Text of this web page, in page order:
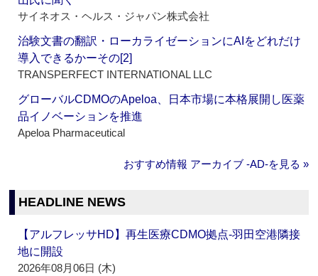
サイネオス・ヘルス・ジャパン株式会社
治験文書の翻訳・ローカライゼーションにAIをどれだけ
導入できるかーその[2]
TRANSPERFECT INTERNATIONAL LLC
グローバルCDMOのApeloa、日本市場に本格展開し医薬
品イノベーションを推進
Apeloa Pharmaceutical
おすすめ情報 アーカイブ ‐AD‐を見る »
HEADLINE NEWS
【アルフレッサHD】再生医療CDMO拠点‐羽田空港隣接
地に開設
2026年08月06日 (木)